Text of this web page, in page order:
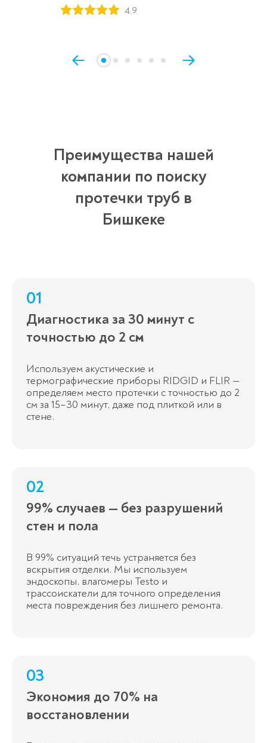
4,9
Преимущества нашей
компании по поиску
протечки труб в
Бишкеке
01
Диагностика за 30 минут с
точностью до 2 см
Используем акустические и
термографические приборы RIDGID и FLIR —
определяем место протечки с точностью до 2
см за 15–30 минут, даже под плиткой или в
стене.
02
99% случаев — без разрушений
стен и пола
В 99% ситуаций течь устраняется без
вскрытия отделки. Мы используем
эндоскопы, влагомеры Testo и
трассоискатели для точного определения
места повреждения без лишнего ремонта.
03
Экономия до 70% на
восстановлении